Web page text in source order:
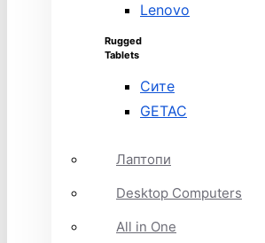
Lenovo
Rugged
Tablets
Сите
GETAC
Лаптопи
Desktop Computers
All in One